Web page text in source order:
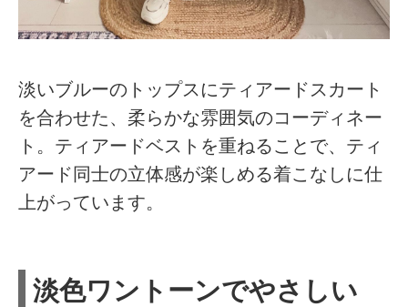
淡いブルーのトップスにティアードスカート
を合わせた、柔らかな雰囲気のコーディネー
ト。ティアードベストを重ねることで、ティ
アード同士の立体感が楽しめる着こなしに仕
上がっています。
淡色ワントーンでやさしい